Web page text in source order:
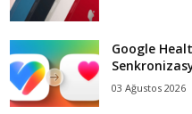
Google
03 Ağustos 2026